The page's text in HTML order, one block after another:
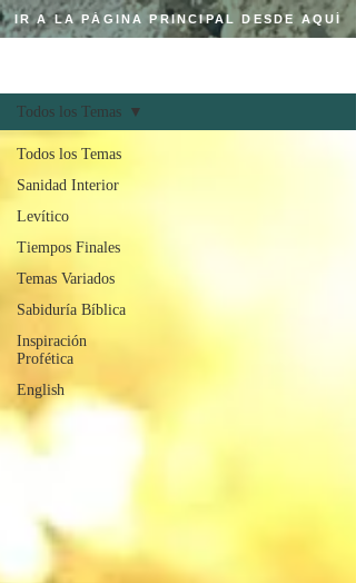
IR A LA PÁGINA PRINCIPAL DESDE AQUÍ
Todos los Temas
Sanidad Interior
Levítico
Tiempos Finales
Temas Variados
Sabiduría Bíblica
Inspiración
Profética
English
Todos los Temas